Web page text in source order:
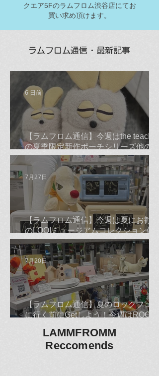
クエア5Fのラムフロム渋谷店にてお
買い求め頂けます。
ラムフロム通信・最新記事
【ラムフロム通信】今週はthe teachers
の夏季限定新作ポーチシリーズ他のご
紹介です☆
6 日前
【ラムフロム通信】今週は夏にお勧め
のLOQIミュージアムコレクション他の
ご紹介です☆
7月27日
【ラムフロム通信】夏のロックフェス
に行く前にGetしよう！今週はROCK
介です☆
7月20日
LAMMFROMM
Reccomends